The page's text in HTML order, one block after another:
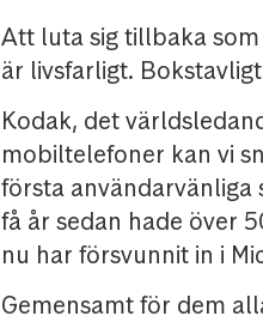
Att luta sig tillbaka
är livsfarligt.
Kodak, det
mobiltelefoner kan vi
första
få år sedan hade över
nu har försvunnit in i
Gemensamt för dem